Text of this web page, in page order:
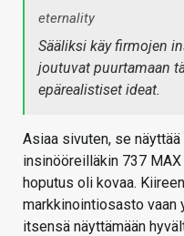
eternality
Sääliksi käy firmojen
joutuvat puurtamaan
epärealistiset ideat.
Asiaa sivuten, se
insinööreilläkin 737
hoputus oli kovaa.
markkinointiosasto vaan
itsensä näyttämään